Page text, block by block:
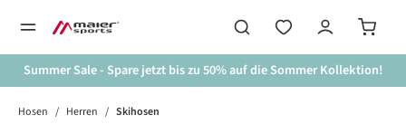
springen
Summer Sale - Spare jetzt bis zu 50% auf die Sommer Kollektion!
Hosen / Herren / Skihosen